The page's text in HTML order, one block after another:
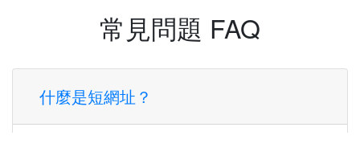
常見問題 FAQ
什麼是短網址？